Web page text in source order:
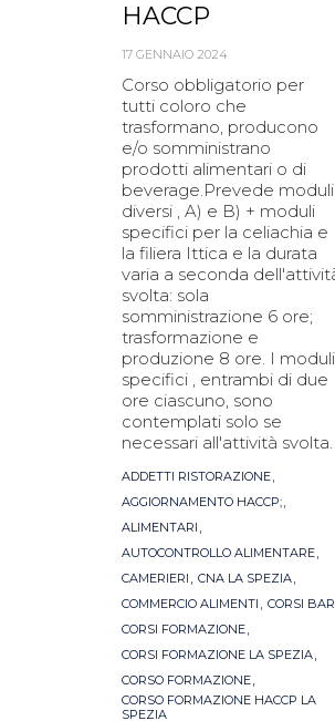
HACCP
17 GENNAIO 2024
Corso obbligatorio per
tutti coloro che
trasformano, producono
e/o somministrano
prodotti alimentari o di
beverage.Prevede moduli
diversi , A) e B) + moduli
specifici per la celiachia e
la filiera Ittica e la durata
varia a seconda
svolta: sola
somministrazione 6 ore;
trasformazione e
produzione 8 ore. I moduli
specifici , entrambi di due
ore ciascuno, sono
contemplati solo se
necessari all'attività svolta.
Tags
ADDETTI RISTORAZIONE,
AGGIORNAMENTO HACCP;,
ALIMENTARI ,
AUTOCONTROLLO ALIMENTARE,
CAMERIERI , CNA LA SPEZIA,
COMMERCIO ALIMENTI , CORSI BAR
CORSI FORMAZIONE,
CORSI FORMAZIONE LA SPEZIA,
CORSO FORMAZIONE,
CORSO FORMAZIONE HACCP LA
SPEZIA